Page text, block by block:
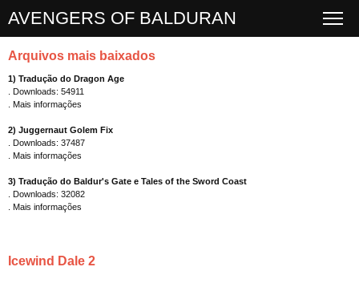
AVENGERS OF BALDURAN
Arquivos mais baixados
1) Tradução do Dragon Age
. Downloads: 54911
Mais informações
2) Juggernaut Golem Fix
. Downloads: 37487
Mais informações
3) Tradução do Baldur's Gate e Tales of the Sword Coast
. Downloads: 32082
Mais informações
Icewind Dale 2